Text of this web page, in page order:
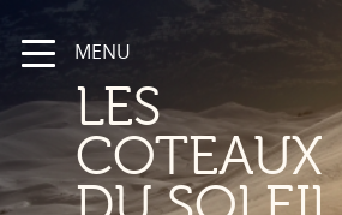
MENU
LES
COTEAUX